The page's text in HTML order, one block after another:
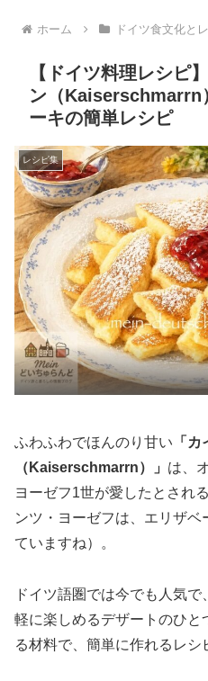
ホーム ドイツ食文化と
【ドイツ料理レシピ
ン（Kaiserschmarrn
ーキの簡単レシピ
レシピ集
ふわふわでほんのり甘い 「
（Kaiserschmarrn）」 は、
ヨーゼフ1世が愛したとされ
ンツ・ヨーゼフは、エリザ
ていますね）。
ドイツ語圏では今でも人気
軽に楽しめるデザートのひと
る材料で、簡単に作れるレシ